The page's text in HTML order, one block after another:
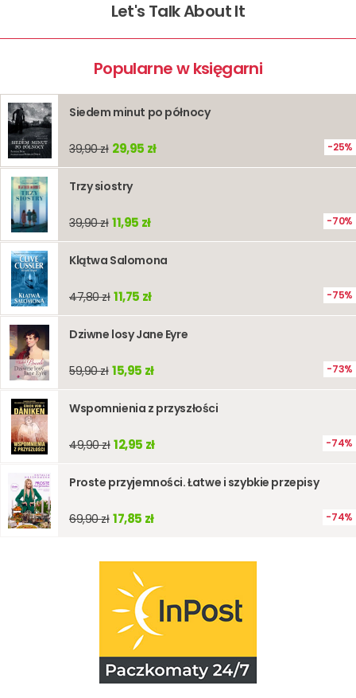
Let's Talk About It
Popularne w księgarni
Siedem minut po północy
39,90 zł 29,95 zł 25%
Trzy siostry
39,90 zł 11,95 zł 70%
Klątwa Salomona
47,80 zł 11,75 zł 75%
Dziwne losy Jane Eyre
59,90 zł 15,95 zł 73%
Wspomnienia z przyszłości
49,90 zł 12,95 zł 74%
Proste przyjemności. Łatwe i szybkie przepisy
69,90 zł 17,85 zł 74%